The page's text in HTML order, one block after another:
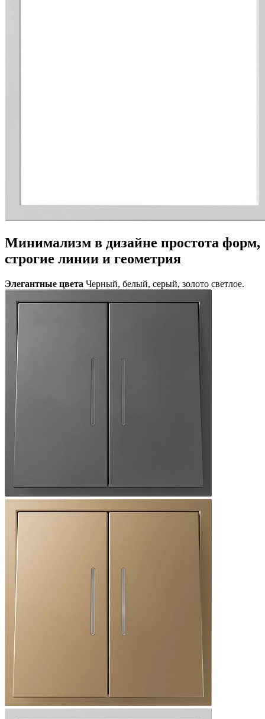
Минимализм в дизайне простота форм,
строгие линии и геометрия
Элегантные цвета Черный, белый, серый, золото светлое.